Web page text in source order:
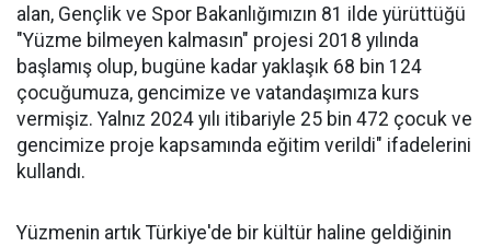
alan, Gençlik ve Spor Bakanlığımızın 81 ilde yürüttüğü
"Yüzme bilmeyen kalmasın" projesi 2018 yılında
başlamış olup, bugüne kadar yaklaşık 68 bin 124
çocuğumuza, gencimize ve vatandaşımıza kurs
vermişiz. Yalnız 2024 yılı itibariyle 25 bin 472 çocuk ve
gencimize proje kapsamında eğitim verildi" ifadelerini
kullandı.
Yüzmenin artık Türkiye'de bir kültür haline geldiğinin